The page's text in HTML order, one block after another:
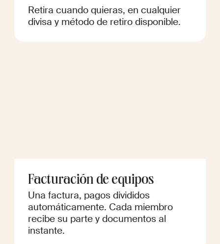
Retira cuando quieras, en cualquier
divisa y método de retiro disponible.
Facturación de equipos
Una factura, pagos divididos
automáticamente. Cada miembro
recibe su parte y documentos al
instante.